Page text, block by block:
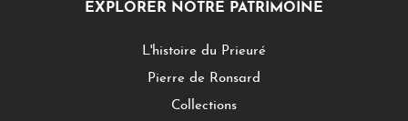
EXPLORER NOTRE PATRIMOINE
L'histoire du Prieuré
Pierre de Ronsard
Collections